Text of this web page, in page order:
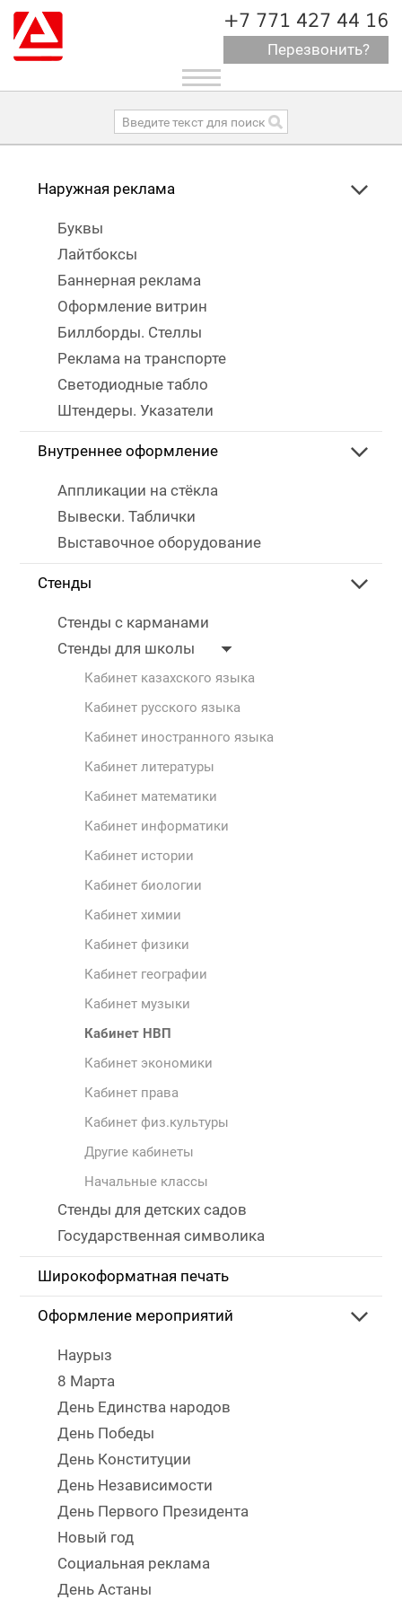
+7 771 427 44 16
Перезвонить?
Toggle
navigation
Наружная реклама
Буквы
Лайтбоксы
Баннерная реклама
Оформление витрин
Биллборды. Стеллы
Реклама на транспорте
Светодиодные табло
Штендеры. Указатели
Внутреннее оформление
Аппликации на стёкла
Вывески. Таблички
Выставочное оборудование
Стенды
Стенды с карманами
Стенды для школы
Кабинет казахского языка
Кабинет русского языка
Кабинет иностранного языка
Кабинет литературы
Кабинет математики
Кабинет информатики
Кабинет истории
Кабинет биологии
Кабинет химии
Кабинет физики
Кабинет географии
Кабинет музыки
Кабинет НВП
Кабинет экономики
Кабинет права
Кабинет физ.культуры
Другие кабинеты
Начальные классы
Стенды для детских садов
Государственная символика
Широкоформатная печать
Оформление мероприятий
Наурыз
8 Марта
День Единства народов
День Победы
День Конституции
День Независимости
День Первого Президента
Новый год
Социальная реклама
День Астаны